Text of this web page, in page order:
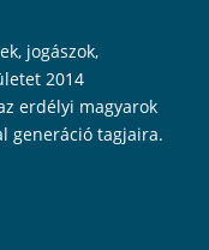
jogászok,
2014
erdélyi magyarok
generáció tagjaira.